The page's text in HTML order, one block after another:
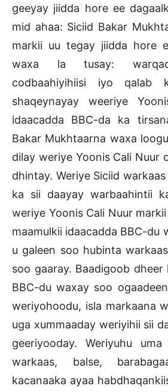
geeyay jiidda hore ee
mid ahaa: Siciid Bakar
markii uu tegay jiidda hore
waxa la tusay:
codbaahiyihiisi iyo
shaqeynayay weeriye
idaacadda BBC-da ka
Bakar Mukhtaarna waxa
dilay weriye Yoonis Cali Nuur
dhintay. Weriye Siciid
ka sii daayay warbaahintii
weriye Yoonis Cali Nuur
maamulkii idaacadda BBC-du
u galeen soo hubinta
soo gaaray. Baadigoob dheer
BBC-du waxay soo
weriyohoodu, isla markaana
uga xummaaday weriyihii sii
geeriyooday. Weriyuhu
warkaas, balse,
kacanaaka ayaa